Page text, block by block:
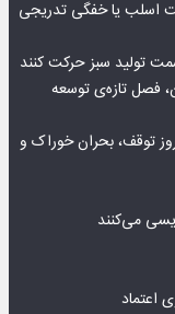
قیمت اسلب یا خفگی تدریجی
تولید سبز حرکت کنند
فصل تازه‌ی توسعه
۱۵ میلیون تنی فولاد سنگان چه شد؟ | ۴۰ روز توقف، بحران خوراک و
می‌کنند
اعتماد